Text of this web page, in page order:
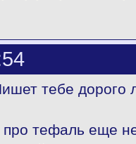
тебе дорого
про тефаль еще